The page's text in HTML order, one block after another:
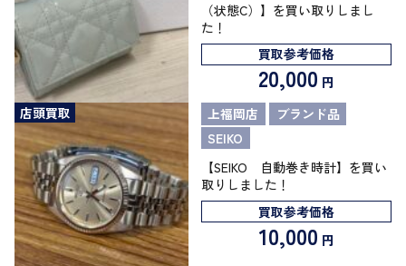
（状態C）】を買い取りしまし
た！
買取参考価格
20,000 円
店頭買取
上福岡店
ブランド品
SEIKO
【SEIKO 自動巻き時計】を買い
取りしました！
買取参考価格
10,000 円